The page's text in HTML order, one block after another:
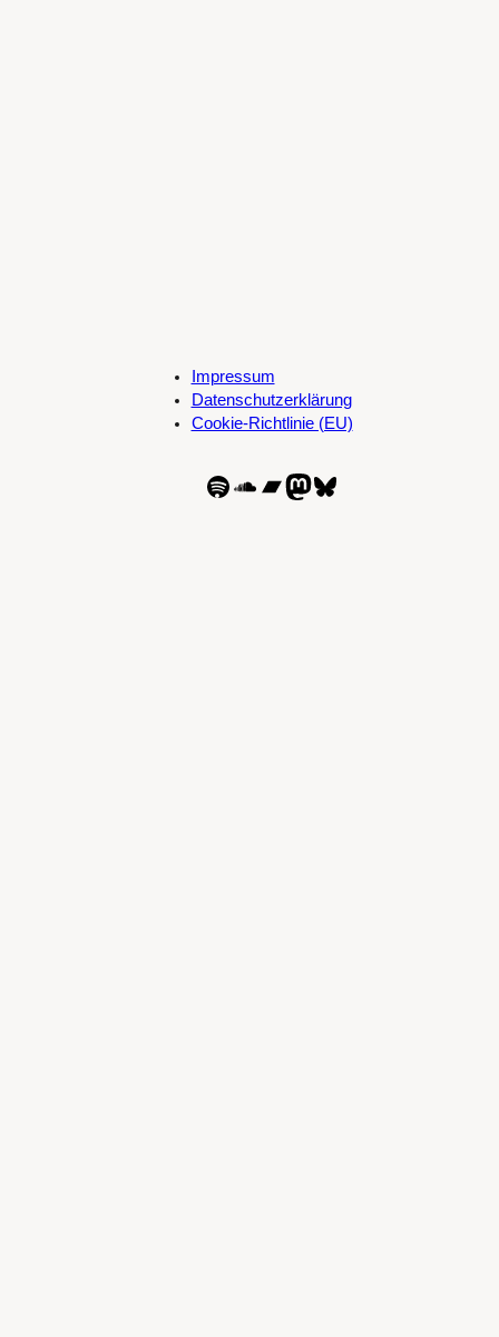
Impressum
Datenschutzerklärung
Cookie-Richtlinie (EU)
SpotifySoundCloud
Bandcamp
Mastodon